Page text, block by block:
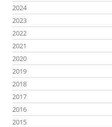
2024
2023
2022
2021
2020
2019
2018
2017
2016
2015